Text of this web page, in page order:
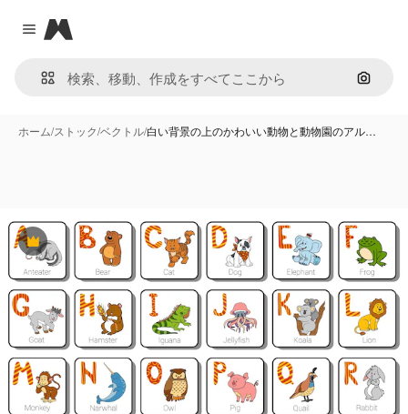
Close menu
Magnific
画像で
ホーム/ストック/ベクトル/白い背景の上のかわいい動物と動物園のアル…
Premium